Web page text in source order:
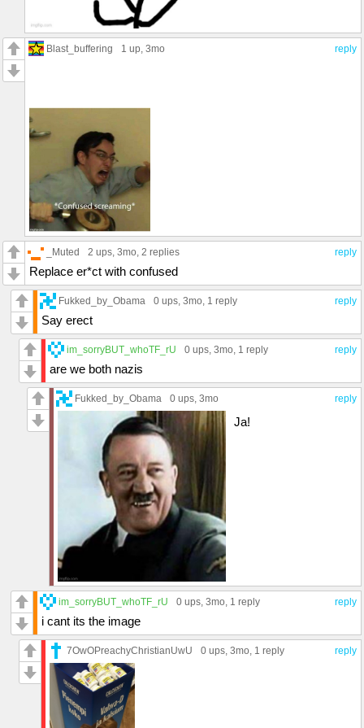
reply
Blast_buffering 1 up, 3mo
reply
_Muted 2 ups, 3mo, 2 replies
Replace er*ct with confused
reply
Fukked_by_Obama 0 ups, 3mo, 1 reply
Say erect
reply
im_sorryBUT_whoTF_rU 0 ups, 3mo, 1 reply
are we both nazis
reply
Fukked_by_Obama 0 ups, 3mo
Ja!
reply
im_sorryBUT_whoTF_rU 0 ups, 3mo, 1 reply
i cant its the image
reply
7OwOPreachyChristianUwU 0 ups, 3mo, 1 reply